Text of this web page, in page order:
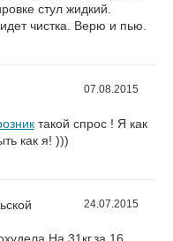
стул жидкий.
чистка. Верю и пью.
07.08.2015
такой спрос ! Я как
как я! )))
24.07.2015